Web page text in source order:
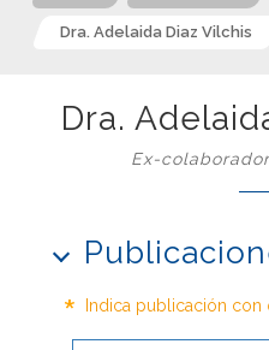
Dra. Adelaida Diaz Vilchis
Dra.
Ex-
* Indica publicación con